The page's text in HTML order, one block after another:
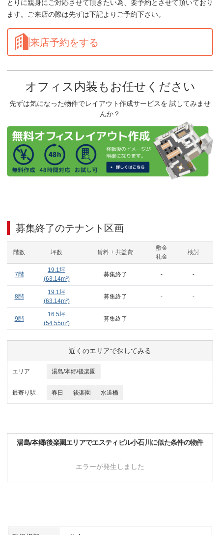
とりに親身にご対応させて頂きたい為、要予約とさせて頂いており
ます。ご来店の際は先ずは下記よりご予約下さい。
来店予約をする
オフィス内装もお任せください
先ずは気になった物件でレイアウト作成サービスを 試してみませ
んか？
募集終了のテナント区画
階数 坪数 賃料 + 共益費
敷金
礼金
検討
7階
19.1坪
(63.14m²)
募集終了 - -
8階
19.1坪
(63.14m²)
募集終了 - -
9階
16.5坪
(54.55m²)
募集終了 - -
近くのエリアで探してみる
エリア 湯島/本郷/後楽園
最寄り駅 春日 後楽園 水道橋
湯島/本郷/後楽園エリアでエスティビル小石川 に似た条件の物件
エラーが発生しました